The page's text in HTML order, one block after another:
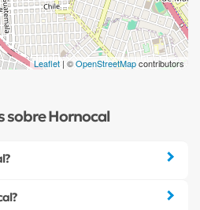
Leaflet | ©OpenStreetMapcontributors
sobre Hornocal